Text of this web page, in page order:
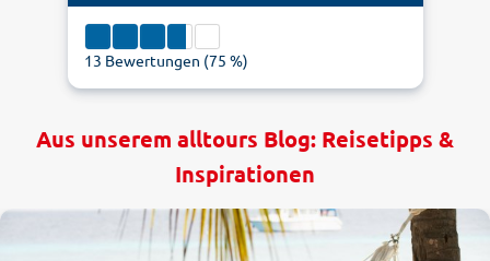
13 Bewertungen (75 %)
Aus unserem alltours Blog: Reisetipps &
Inspirationen